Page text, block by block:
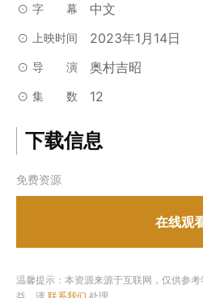
字幕 中文
上映时间 2023年1月14日
导演 奥村吉昭
集数 12
下载信息
免费资源
在线观
温馨提示：本资源来源于互联网，仅供参